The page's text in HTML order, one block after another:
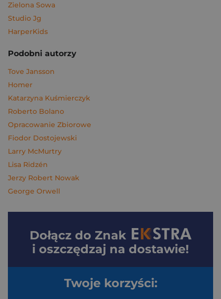
Zielona Sowa
Studio Jg
HarperKids
Podobni autorzy
Tove Jansson
Homer
Katarzyna Kuśmierczyk
Roberto Bolano
Opracowanie Zbiorowe
Fiodor Dostojewski
Larry McMurtry
Lisa Ridzén
Jerzy Robert Nowak
George Orwell
Dołącz do Znak
i oszczędzaj na dostawie!
Twoje korzyści: